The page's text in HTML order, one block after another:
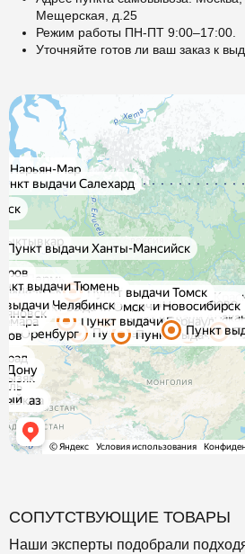
Мещерская, д.25
Режим работы ПН-ПТ 9:00–17:00.
Уточняйте готов ли ваш заказ к
СОПУТСТВУЮЩИЕ ТОВАРЫ
Наши эксперты подобрали